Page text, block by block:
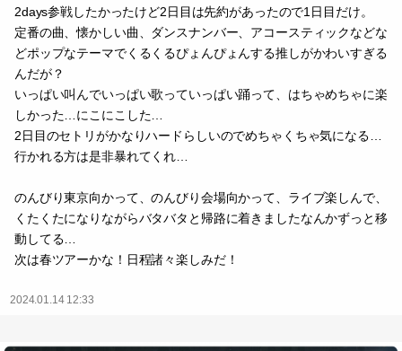
2days参戦したかったけど2日目は先約があったので1日目だけ。
定番の曲、懐かしい曲、ダンスナンバー、アコースティックなどな
どポップなテーマでくるくるぴょんぴょんする推しがかわいすぎる
んだが？
いっぱい叫んでいっぱい歌っていっぱい踊って、はちゃめちゃに楽
しかった…にこにこした…
2日目のセトリがかなりハードらしいのでめちゃくちゃ気になる…
行かれる方は是非暴れてくれ…
のんびり東京向かって、のんびり会場向かって、ライブ楽しんで、
くたくたになりながらバタバタと帰路に着きましたなんかずっと移
動してる…
次は春ツアーかな！日程諸々楽しみだ！
2024.01.14 12:33